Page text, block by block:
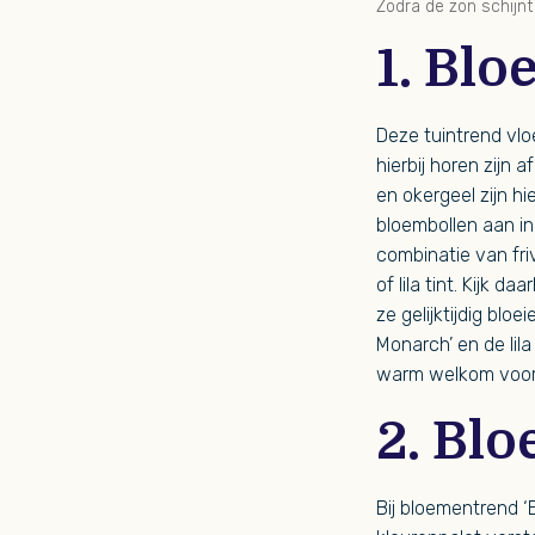
Zodra de zon
1.
Deze tuintrend
hierbij horen zijn
en okergeel zijn
bloembollen aan
combinatie van
of lila tint. Kijk
ze gelijktijdig
Monarch’ en de
warm welkom
2.
Bij bloementrend